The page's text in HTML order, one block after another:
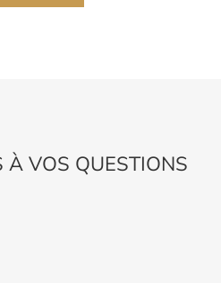
À VOS QUESTIONS